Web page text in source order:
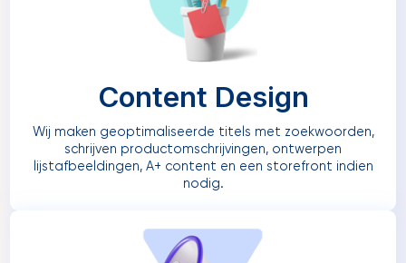
Content Design
Wij maken geoptimaliseerde titels met zoekwoorden,
schrijven productomschrijvingen, ontwerpen
lijstafbeeldingen, A+ content en een storefront indien
nodig.